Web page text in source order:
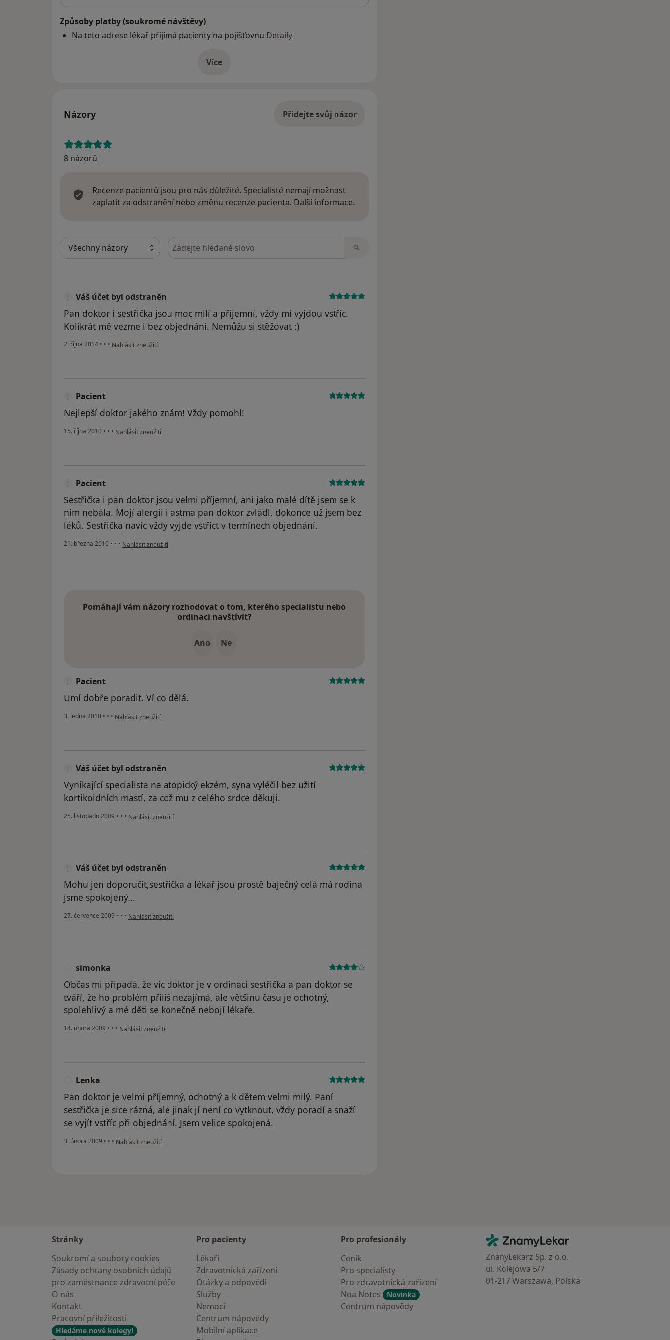
Způsoby platby (soukromé návštěvy)
Na teto adrese lékař přijímá pacienty na pojišťovnu Detaily
Víceo adrese
Názory Přidejte svůj názor
8 názorů
Recenze pacientů jsou pro nás důležité. Specialisté nemají možnost
zaplatit za odstranění nebo změnu recenze pacienta. Další informace.
Hledejte v názorech
Váš účet byl odstraněn
Pan doktor i sestřička jsou moc milí a příjemní, vždy mi vyjdou vstříc.
Kolikrát mě vezme i bez objednání. Nemůžu si stěžovat :)
2. října 2014 • • • podle názoru uživatele Váš účet byl odstraněn
Nahlásit zneužití
Pacient
Nejlepší doktor jakého znám! Vždy pomohl!
15. října 2010 • • • podle názoru uživatele Pacient
Nahlásit zneužití
Pacient
Sestřička i pan doktor jsou velmi příjemní, ani jako malé dítě jsem se k
nim nebála. Mojí alergii i astma pan doktor zvládl, dokonce už jsem bez
léků. Sestřička navíc vždy vyjde vstříct v termínech objednání.
21. března 2010 • • • podle názoru uživatele Pacient
Nahlásit zneužití
Pomáhají vám názory rozhodovat o tom, kterého specialistu nebo
ordinaci navštívit?
Ano Ne
Pacient
Umí dobře poradit. Ví co dělá.
3. ledna 2010 • • • podle názoru uživatele Pacient
Nahlásit zneužití
Váš účet byl odstraněn
Vynikající specialista na atopický ekzém, syna vyléčil bez užití
kortikoidních mastí, za což mu z celého srdce děkuji.
25. listopadu 2009 • • • podle názoru uživatele Váš účet byl odstraněn
Nahlásit zneužití
Váš účet byl odstraněn
Mohu jen doporučit,sestřička a lékař jsou prostě baječný celá má rodina
jsme spokojený...
27. července 2009 • • • podle názoru uživatele Váš účet byl odstraněn
Nahlásit zneužití
simonka
Občas mi připadá, že víc doktor je v ordinaci sestřička a pan doktor se
tváří, že ho problém příliš nezajímá, ale většinu času je ochotný,
spolehlivý a mé děti se konečně nebojí lékaře.
14. února 2009 • • • podle názoru uživatele simonka
Nahlásit zneužití
Lenka
Pan doktor je velmi příjemný, ochotný a k dětem velmi milý. Paní
sestřička je sice rázná, ale jinak jí není co vytknout, vždy poradí a snaží
se vyjít vstříc při objednání. Jsem velice spokojená.
3. února 2009 • • • podle názoru uživatele Lenka
Nahlásit zneužití
Stránky
Soukromí a soubory cookies
Zásady ochrany osobních údajů
pro zaměstnance zdravotní péče
O nás
Kontakt
Pracovní příležitosti
Hledáme nové kolegy!
Pro pacienty
Lékaři
Zdravotnická zařízení
Otázky a odpovědi
Služby
Nemoci
Centrum nápovědy
Mobilní aplikace
Pro profesionály
Ceník
Pro specialisty
Pro zdravotnická zařízení
Noa Notes
Novinka
Centrum nápovědy
Kontakt
ZnamyLekar - Hlavní stránka
ZnanyLekarz Sp. z o.o.
ul. Kolejowa 5/7
01-217 Warszawa, Polska